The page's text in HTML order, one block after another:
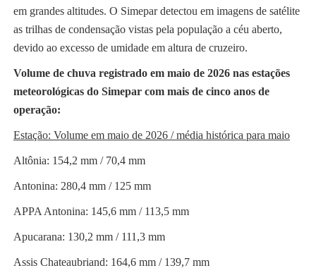
em grandes altitudes. O Simepar detectou em imagens de satélite
as trilhas de condensação vistas pela população a céu aberto,
devido ao excesso de umidade em altura de cruzeiro.
Volume de chuva registrado em maio de 2026 nas estações
meteorológicas do Simepar com mais de cinco anos de
operação:
Estação: Volume em maio de 2026 / média histórica para maio
Altônia: 154,2 mm / 70,4 mm
Antonina: 280,4 mm / 125 mm
APPA Antonina: 145,6 mm / 113,5 mm
Apucarana: 130,2 mm / 111,3 mm
Assis Chateaubriand: 164,6 mm / 139,7 mm